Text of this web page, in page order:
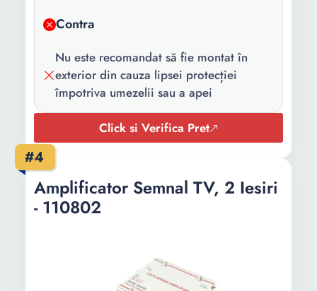
Contra
Nu este recomandat să fie montat în
exterior din cauza lipsei protecției
împotriva umezelii sau a apei
Click si Verifica Pret
#4
Amplificator Semnal TV, 2 Iesiri
- 110802